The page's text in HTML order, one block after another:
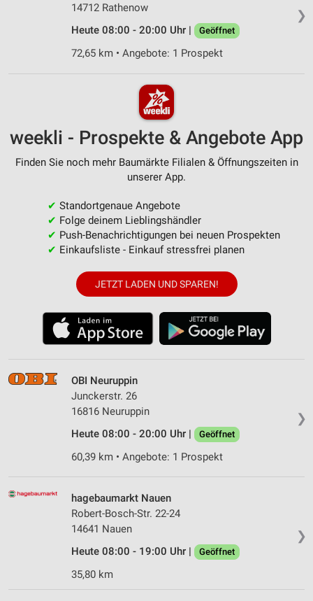
❯
14712 Rathenow
Heute 08:00 - 20:00 Uhr |
Geöffnet
72,65 km • Angebote: 1 Prospekt
weekli - Prospekte & Angebote App
Finden Sie noch mehr Baumärkte Filialen & Öffnungszeiten in
unserer App.
✔ Standortgenaue Angebote
✔ Folge deinem Lieblingshändler
✔ Push-Benachrichtigungen bei neuen Prospekten
✔ Einkaufsliste - Einkauf stressfrei planen
JETZT LADEN UND SPAREN!
❯
OBI Neuruppin
Junckerstr. 26
16816 Neuruppin
Heute 08:00 - 20:00 Uhr |
Geöffnet
60,39 km • Angebote: 1 Prospekt
❯
hagebaumarkt Nauen
Robert-Bosch-Str. 22-24
14641 Nauen
Heute 08:00 - 19:00 Uhr |
Geöffnet
35,80 km